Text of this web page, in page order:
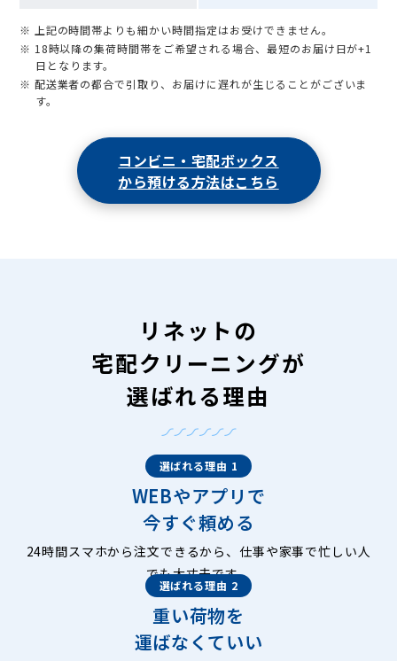
※ 上記の時間帯よりも細かい時間指定はお受けできません。
※ 18時以降の集荷時間帯をご希望される場合、最短のお届け日が+1
日となります。
※ 配送業者の都合で引取り、お届けに遅れが生じることがございま
す。
コンビニ・宅配ボックス
から預ける方法はこちら
リネットの
宅配クリーニングが
選ばれる理由
選ばれる理由 1
WEBやアプリで
今すぐ頼める
24時間スマホから注文できるから、仕事や家事で忙しい人
でも大丈夫です。
選ばれる理由 2
重い荷物を
運ばなくていい